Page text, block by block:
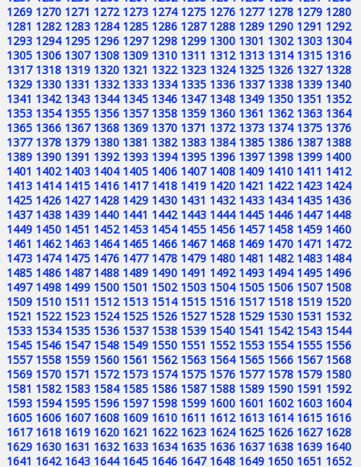
1269 1270 1271 1272 1273 1274 1275 1276 1277 1278 1279 1280
1281 1282 1283 1284 1285 1286 1287 1288 1289 1290 1291 1292
1293 1294 1295 1296 1297 1298 1299 1300 1301 1302 1303 1304
1305 1306 1307 1308 1309 1310 1311 1312 1313 1314 1315 1316
1317 1318 1319 1320 1321 1322 1323 1324 1325 1326 1327 1328
1329 1330 1331 1332 1333 1334 1335 1336 1337 1338 1339 1340
1341 1342 1343 1344 1345 1346 1347 1348 1349 1350 1351 1352
1353 1354 1355 1356 1357 1358 1359 1360 1361 1362 1363 1364
1365 1366 1367 1368 1369 1370 1371 1372 1373 1374 1375 1376
1377 1378 1379 1380 1381 1382 1383 1384 1385 1386 1387 1388
1389 1390 1391 1392 1393 1394 1395 1396 1397 1398 1399 1400
1401 1402 1403 1404 1405 1406 1407 1408 1409 1410 1411 1412
1413 1414 1415 1416 1417 1418 1419 1420 1421 1422 1423 1424
1425 1426 1427 1428 1429 1430 1431 1432 1433 1434 1435 1436
1437 1438 1439 1440 1441 1442 1443 1444 1445 1446 1447 1448
1449 1450 1451 1452 1453 1454 1455 1456 1457 1458 1459 1460
1461 1462 1463 1464 1465 1466 1467 1468 1469 1470 1471 1472
1473 1474 1475 1476 1477 1478 1479 1480 1481 1482 1483 1484
1485 1486 1487 1488 1489 1490 1491 1492 1493 1494 1495 1496
1497 1498 1499 1500 1501 1502 1503 1504 1505 1506 1507 1508
1509 1510 1511 1512 1513 1514 1515 1516 1517 1518 1519 1520
1521 1522 1523 1524 1525 1526 1527 1528 1529 1530 1531 1532
1533 1534 1535 1536 1537 1538 1539 1540 1541 1542 1543 1544
1545 1546 1547 1548 1549 1550 1551 1552 1553 1554 1555 1556
1557 1558 1559 1560 1561 1562 1563 1564 1565 1566 1567 1568
1569 1570 1571 1572 1573 1574 1575 1576 1577 1578 1579 1580
1581 1582 1583 1584 1585 1586 1587 1588 1589 1590 1591 1592
1593 1594 1595 1596 1597 1598 1599 1600 1601 1602 1603 1604
1605 1606 1607 1608 1609 1610 1611 1612 1613 1614 1615 1616
1617 1618 1619 1620 1621 1622 1623 1624 1625 1626 1627 1628
1629 1630 1631 1632 1633 1634 1635 1636 1637 1638 1639 1640
1641 1642 1643 1644 1645 1646 1647 1648 1649 1650 1651 1652